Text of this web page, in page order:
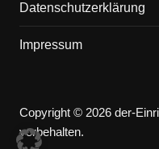
Datenschutzerklärung
Impressum
Copyright © 2026 der-
vorbehalten.